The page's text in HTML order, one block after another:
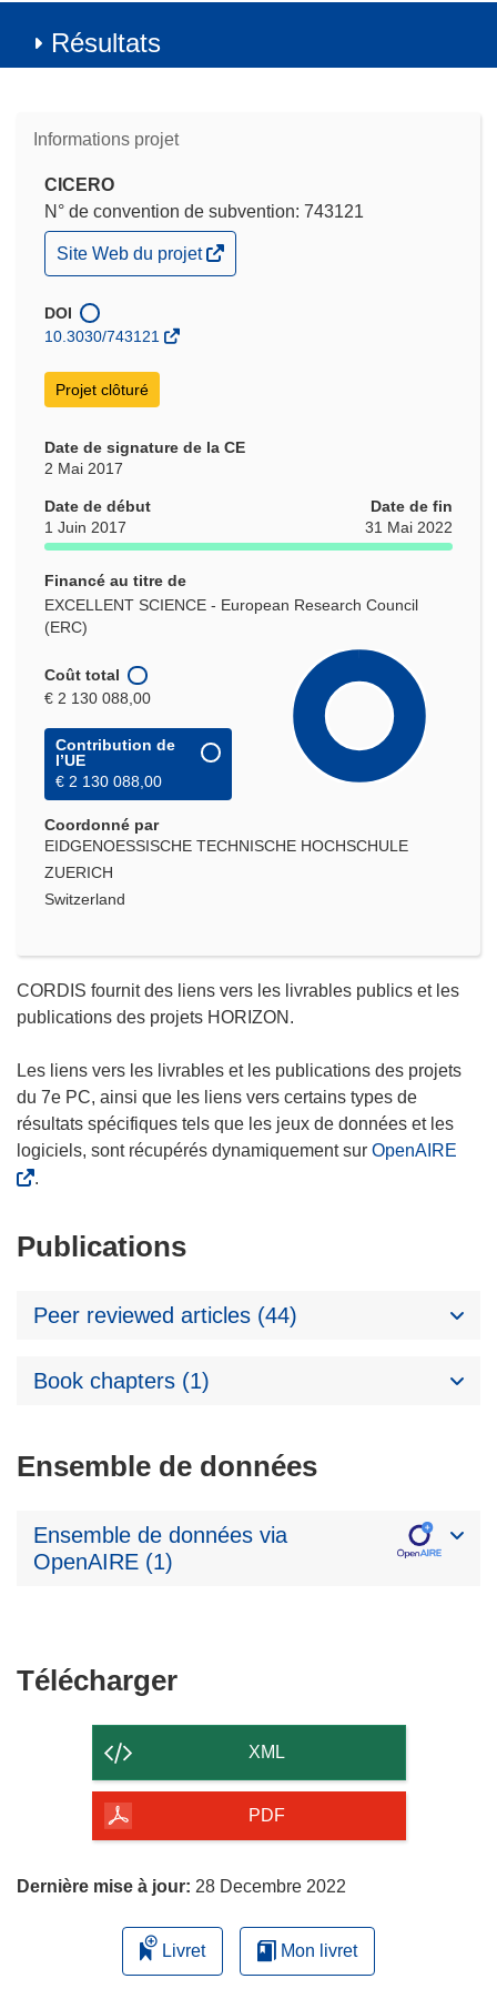
Résultats
Informations projet
CICERO
N° de convention de subvention: 743121
(s’ouvre
dans
nouvelle
fenêtre)
Site Web du projet
DOI
10.3030/743121
Projet clôturé
Date de signature de la CE
2 Mai 2017
Date de début
1 Juin 2017
Date de fin
31 Mai 2022
Financé au titre de
EXCELLENT SCIENCE - European Research Council
(ERC)
Coût total
€ 2 130 088,00
Contribution de
l’UE
€ 2 130 088,00
Coordonné par
EIDGENOESSISCHE TECHNISCHE HOCHSCHULE
ZUERICH
Switzerland
CORDIS fournit des liens vers les livrables publics et les
publications des projets HORIZON.
Les liens vers les livrables et les publications des projets
du 7e PC, ainsi que les liens vers certains types de
résultats spécifiques tels que les jeux de données et les
logiciels, sont récupérés dynamiquement sur OpenAIRE
.
Publications
Peer reviewed articles (44)
Book chapters (1)
Ensemble de données
Ensemble de données via
OpenAIRE (1)
TéléchargerTélécharger
contenu
de
page
XML
PDF
Dernière mise à jour: 28 Decembre 2022
Livret Mon livret